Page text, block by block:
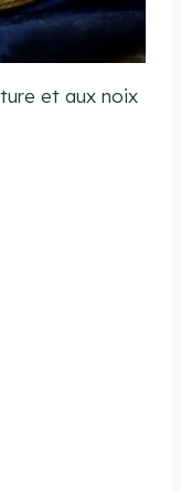
et aux noix